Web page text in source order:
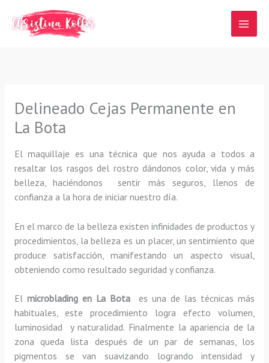
contenido
Delineado Cejas Permanente en
La Bota
El maquillaje es una técnica que nos ayuda a todos a
resaltar los rasgos del rostro dándonos color, vida y más
belleza, haciéndonos sentir más seguros, llenos de
confianza a la hora de iniciar nuestro día.
En el marco de la belleza existen infinidades de productos y
procedimientos, la belleza es un placer, un sentimiento que
produce satisfacción, manifestando un aspecto visual,
obteniendo como resultado seguridad y confianza.
El microblading en La Bota es una de las técnicas más
habituales, este procedimiento logra efecto volumen,
luminosidad y naturalidad. Finalmente la apariencia de la
zona queda lista después de un par de semanas, los
pigmentos se van suavizando logrando intensidad y